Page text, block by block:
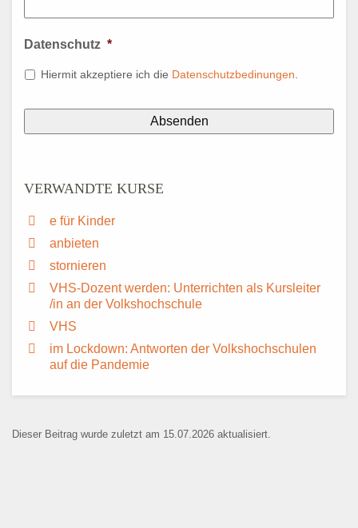
Datenschutz *
Hiermit akzeptiere ich die Datenschutzbedinungen
VERWANDTE KURSE
e für Kinder
anbieten
stornieren
VHS-Dozent werden: Unterrichten als Kursleiter
/in an der Volkshochschule
VHS
im Lockdown: Antworten der Volkshochschulen
auf die Pandemie
Dieser Beitrag wurde zuletzt am 15.07.2026 aktualisiert.